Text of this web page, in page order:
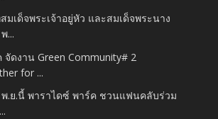
มเด็จพระเจ้าอยู่หัว และสมเด็จพระนาง
...
จัดงาน Green Community# 2
for ...
พ.ย.นี้ พาราไดซ์ พาร์ค ชวนแฟนคลับร่วม